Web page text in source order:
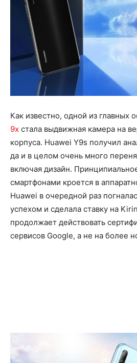
Как известно, одной из главных
9x стала выдвижная камера на
корпуса. Huawei Y9s получил
да и в целом очень много
включая дизайн.
смартфонами кроется в
Huawei в очередной раз
успехом и сделала ставку на
продолжает действовать
сервисов Google, а не на более